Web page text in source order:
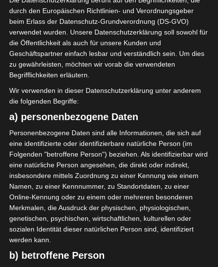
19 Februar 2022 wieder
zugelassen
16. Februar 2022 Platzwart
1921 Views
Publikum,Stadion,Zuschauer
Das Ministerium für Jugend und Sport gab in einer
Pressemitteilung bekannt, dass das Publikum ab
Samstag, den 19. Februar 2022, wieder in die Stadien
und Sporthallen in Tunesien zurückkehren darf,
vorerst aber bei allen nationalen, kontinentalen und
internationalen Wettbewerben nur unter Nutzung
von 50% der Kapazität der Stadien.
Jeder anwesende Fan muss seinen Impfpass mit sich
führen und das geltende Gesundheitsprotokoll
einhalten.
durch den Europäischen Richtlinien- und Verordnungsgeber
beim Erlass der Datenschutz-Grundverordnung (DS-GVO)
verwendet wurden. Unsere Datenschutzerklärung soll sowohl für
die Öffentlichkeit als auch für unsere Kunden und
Geschäftspartner einfach lesbar und verständlich sein. Um dies
zu gewährleisten, möchten wir vorab die verwendeten
Begrifflichkeiten erläutern.
Wir verwenden in dieser Datenschutzerklärung unter anderem
die folgenden Begriffe:
a) personenbezogene Daten
Personenbezogene Daten sind alle Informationen, die sich auf
eine identifizierte oder identifizierbare natürliche Person (im
Folgenden "betroffene Person") beziehen. Als identifizierbar wird
eine natürliche Person angesehen, die direkt oder indirekt,
insbesondere mittels Zuordnung zu einer Kennung wie einem
Namen, zu einer Kennnummer, zu Standortdaten, zu einer
Online-Kennung oder zu einem oder mehreren besonderen
Merkmalen, die Ausdruck der physischen, physiologischen,
genetischen, psychischen, wirtschaftlichen, kulturellen oder
sozialen Identität dieser natürlichen Person sind, identifiziert
werden kann.
b) betroffene Person